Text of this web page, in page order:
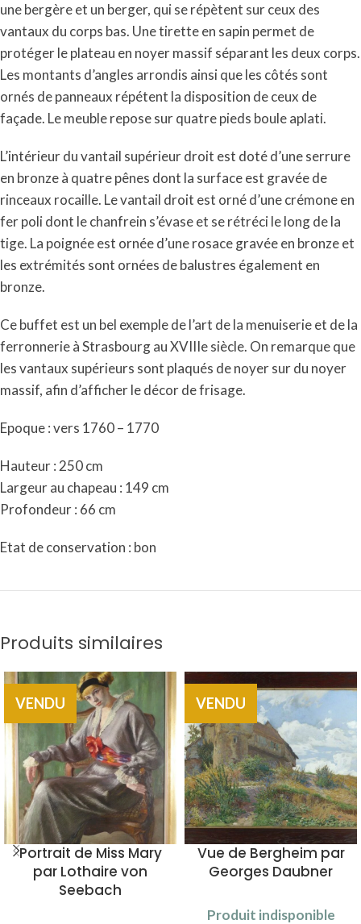
une bergère et un berger, qui se répètent sur ceux des
vantaux du corps bas. Une tirette en sapin permet de
protéger le plateau en noyer massif séparant les deux corps.
Les montants d’angles arrondis ainsi que les côtés sont
ornés de panneaux répétent la disposition de ceux de
façade. Le meuble repose sur quatre pieds boule aplati.
L’intérieur du vantail supérieur droit est doté d’une serrure
en bronze à quatre pênes dont la surface est gravée de
rinceaux rocaille. Le vantail droit est orné d’une crémone en
fer poli dont le chanfrein s’évase et se rétréci le long de la
tige. La poignée est ornée d’une rosace gravée en bronze et
les extrémités sont ornées de balustres également en
bronze.
Ce buffet est un bel exemple de l’art de la menuiserie et de la
ferronnerie à Strasbourg au XVIIIe siècle. On remarque que
les vantaux supérieurs sont plaqués de noyer sur du noyer
massif, afin d’afficher le décor de frisage.
Epoque : vers 1760 – 1770
Hauteur : 250 cm
Largeur au chapeau : 149 cm
Profondeur : 66 cm
Etat de conservation : bon
Produits similaires
VENDU
Portrait de Miss Mary
par Lothaire von
Seebach
VENDU
Vue de Bergheim par
Georges Daubner
Produit indisponible